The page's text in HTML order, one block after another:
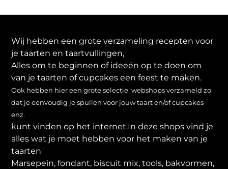
Wij hebben een grote verzameling recepten voor
je taarten en taartvullingen,
Alles om te beginnen of ideeën op te doen om
van je taarten of cupcakes een feest te maken.
Ook hebben hier een grote selectie webshops verzameld zo
dat je eenvoudig je spullen voor jouw taart en/of cupcakes
enz.
kunt vinden op het internet.In deze shops vind je
alles wat je moet hebben voor het maken van je
taarten
Marsepein, fondant, biscuit mix, tools, bakvormen,